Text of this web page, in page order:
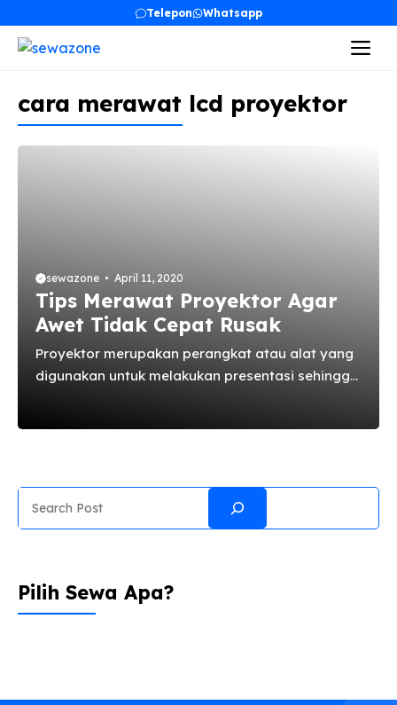
content
Telepon Whatsapp
cara merawat lcd proyektor
sewazone April 11, 2020
Tips Merawat Proyektor Agar
Awet Tidak Cepat Rusak
Proyektor merupakan perangkat atau alat yang
digunakan untuk melakukan presentasi sehingga
tentunya ada beberapa hal yang perlu
diperhatikan agar proyektor bisa awet. Nah
sahabat sewazone, agar tidak cepat rusak,
perlu anda perhatikan adalah jangan lupa untuk
membersihkan lensa proyektor. Biasanya
Pilih Sewa Apa?